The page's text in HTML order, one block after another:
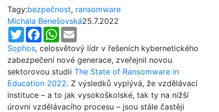
Tagy:bezpečnost, ransomware
Michala Benešovská25.7.2022
TwitterFacebookWhatsApp
Sophos, celosvětový lídr v řešeních kybernetického
zabezpečení nové generace, zveřejnil novou
sektorovou studii The State of Ransomware in
Education 2022. Z výsledků vyplývá, že vzdělávací
instituce – a to jak vysokoškolské, tak ty na nižší
úrovni vzdělávacího procesu – jsou stále častěji